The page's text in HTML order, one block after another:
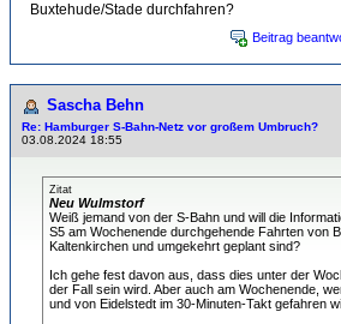
Buxtehude/Stade durchfahren?
Beitrag
Sascha Behn
Re: Hamburger S-Bahn-Netz vor großem Umbruch?
03.08.2024 18:55
Zitat
Neu Wulmstorf
Weiß jemand von der S-Bahn und will die
S5 am Wochenende durchgehende Fahrten von
Kaltenkirchen und umgekehrt geplant sind?
Ich gehe fest davon aus, dass dies unter der
der Fall sein wird. Aber auch am Wochenende,
und von Eidelstedt im 30-Minuten-Takt gefahren